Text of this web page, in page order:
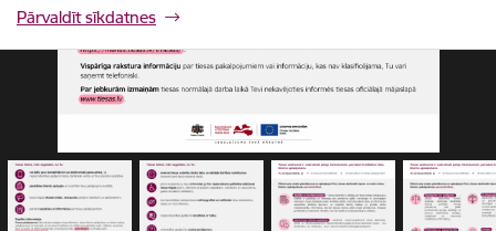
Pārvaldīt sīkdatnes